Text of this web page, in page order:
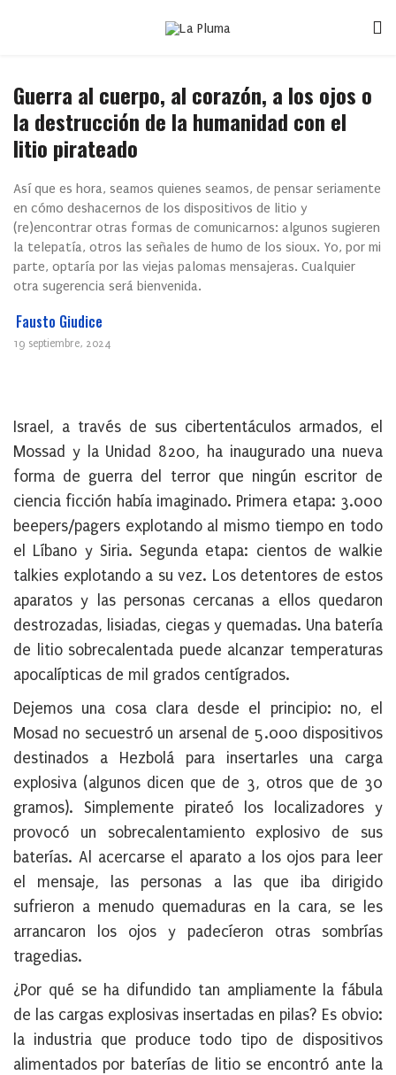
Guerra al cuerpo, al corazón, a los ojos o
la destrucción de la humanidad con el
litio pirateado
Así que es hora, seamos quienes seamos, de pensar seriamente
en cómo deshacernos de los dispositivos de litio y
(re)encontrar otras formas de comunicarnos: algunos sugieren
la telepatía, otros las señales de humo de los sioux. Yo, por mi
parte, optaría por las viejas palomas mensajeras. Cualquier
otra sugerencia será bienvenida.
Fausto Giudice
19 septiembre, 2024
Israel, a través de sus cibertentáculos armados, el
Mossad y la Unidad 8200, ha inaugurado una nueva
forma de guerra del terror que ningún escritor de
ciencia ficción había imaginado. Primera etapa: 3.000
beepers/pagers explotando al mismo tiempo en todo
el Líbano y Siria. Segunda etapa: cientos de walkie
talkies explotando a su vez. Los detentores de estos
aparatos y las personas cercanas a ellos quedaron
destrozadas, lisiadas, ciegas y quemadas. Una batería
de litio sobrecalentada puede alcanzar temperaturas
apocalípticas de mil grados centígrados.
Dejemos una cosa clara desde el principio: no, el
Mosad no secuestró un arsenal de 5.000 dispositivos
destinados a Hezbolá para insertarles una carga
explosiva (algunos dicen que de 3, otros que de 30
gramos). Simplemente pirateó los localizadores y
provocó un sobrecalentamiento explosivo de sus
baterías. Al acercarse el aparato a los ojos para leer
el mensaje, las personas a las que iba dirigido
sufrieron a menudo quemaduras en la cara, se les
arrancaron los ojos y padecíeron otras sombrías
tragedias.
¿Por qué se ha difundido tan ampliamente la fábula
de las cargas explosivas insertadas en pilas? Es obvio:
la industria que produce todo tipo de dispositivos
alimentados por baterías de litio se encontró ante la